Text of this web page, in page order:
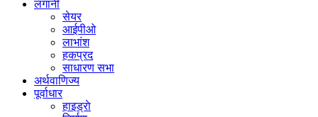
लगानी
सेयर
आईपीओ
लाभांश
हकप्रद
साधारण सभा
अर्थवाणिज्य
पूर्वाधार
हाइड्राे